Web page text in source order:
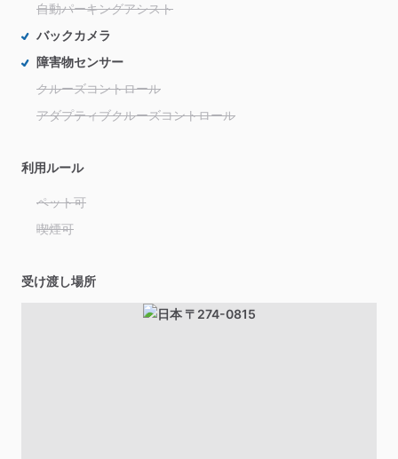
自動パーキングアシスト
バックカメラ
障害物センサー
クルーズコントロール
アダプティブクルーズコントロール
利用ルール
ペット可
喫煙可
受け渡し場所